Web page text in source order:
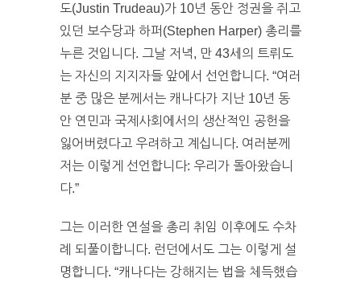
도(Justin Trudeau)가 10년 동안 정권을 쥐고
있던 보수당과 하퍼(Stephen Harper) 총리를
누른 것입니다. 그날 저녁, 만 43세의 트뤼도
는 자신의 지지자들 앞에서 선언합니다. “여러
분 중 많은 분께서는 캐나다가 지난 10년 동
안 연민과 국제사회에서의 생산적인 공헌을
잃어버렸다고 우려하고 계십니다. 여러분께
저는 이렇게 선언합니다: 우리가 돌아왔습니
다.”
그는 이러한 연설을 총리 취임 이후에도 수차
례 되풀이합니다. 런던에서도 그는 이렇게 설
명합니다. “캐나다는 강해지는 법을 체득했습